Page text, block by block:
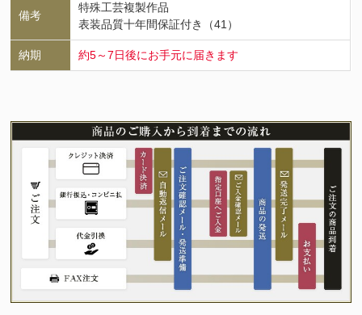
備考
特殊工芸複製作品
表装品質十年間保証付き（41）
納期 約5～7日後にお手元に届きます